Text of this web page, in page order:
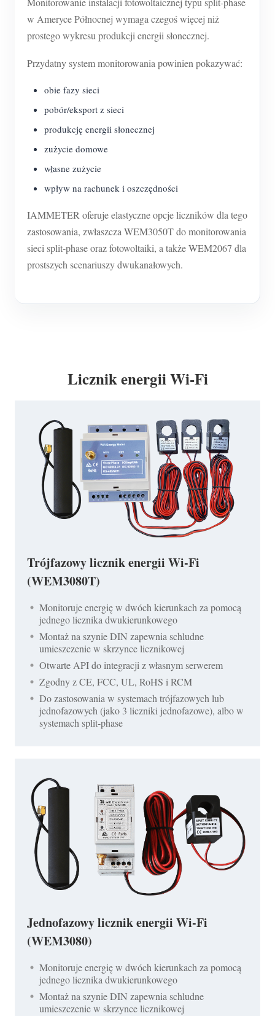
w Ameryce Północnej wymaga czegoś więcej niż
prostego wykresu produkcji energii słonecznej.
Przydatny system monitorowania powinien pokazywać:
obie fazy sieci
pobór/eksport z sieci
produkcję energii słonecznej
zużycie domowe
własne zużycie
wpływ na rachunek i oszczędności
IAMMETER oferuje elastyczne opcje liczników dla tego
zastosowania, zwłaszcza WEM3050T do monitorowania
sieci split-phase oraz fotowoltaiki, a także WEM2067 dla
prostszych scenariuszy dwukanałowych.
Licznik energii Wi-Fi
Trójfazowy licznik energii Wi-Fi
(WEM3080T)
Monitoruje energię w dwóch kierunkach za pomocą
jednego licznika dwukierunkowego
Montaż na szynie DIN zapewnia schludne
umieszczenie w skrzynce licznikowej
Otwarte API do integracji z własnym serwerem
Zgodny z CE, FCC, UL, RoHS i RCM
Do zastosowania w systemach trójfazowych lub
jednofazowych (jako 3 liczniki jednofazowe), albo w
systemach split-phase
Jednofazowy licznik energii Wi-Fi
(WEM3080)
Monitoruje energię w dwóch kierunkach za pomocą
jednego licznika dwukierunkowego
Montaż na szynie DIN zapewnia schludne
umieszczenie w skrzynce licznikowej